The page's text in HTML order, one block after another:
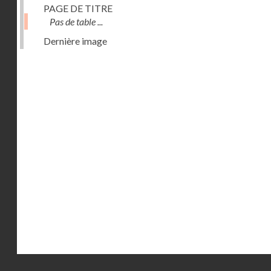
PAGE DE TITRE
Pas de table ...
Dernière image